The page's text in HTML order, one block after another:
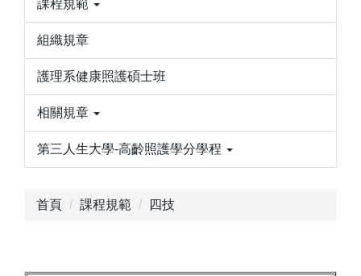
課程規範
組織規章
護理系健康照護碩士班
相關規章
第三人生大學-高齡照護學分學程
首頁 課程規範 四技